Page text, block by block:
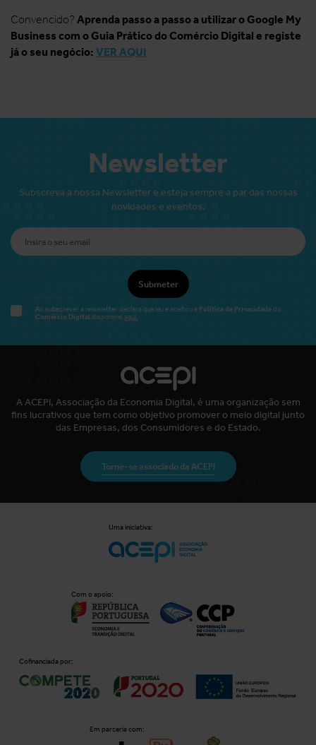
Convencido? Aprenda passo a passo a utilizar o Google My
Business com o Guia Prático do Comércio Digital e registe
já o seu negócio: VER AQUI
Newsletter
Subscreva a nossa Newsletter e esteja sempre a par das nossas
novidades e eventos.
Submeter
Ao subscrever a newsletter declara que leu e aceitou a Política de Privacidadedo
Comércio Digital disponível aqui.
A ACEPI, Associação da Economia Digital, é uma organização sem
fins lucrativos que tem como objetivo promover o meio digital junto
das Empresas, dos Consumidores e do Estado.
Torne-se associado da ACEPI
Uma iniciativa:
Com o apoio:
Cofinanciada por:
Em parceria com: